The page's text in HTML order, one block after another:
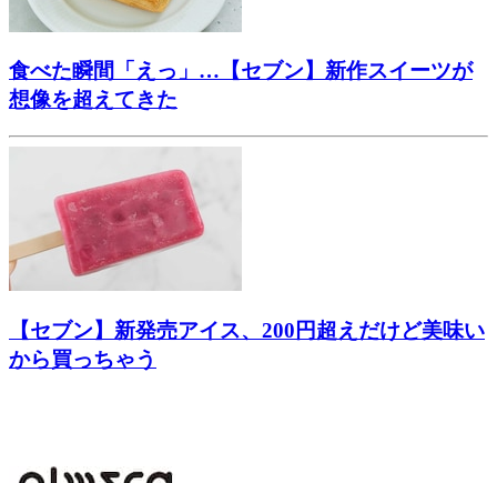
食べた瞬間「えっ」…【セブン】新作スイーツが
想像を超えてきた
【セブン】新発売アイス、200円超えだけど美味い
から買っちゃう